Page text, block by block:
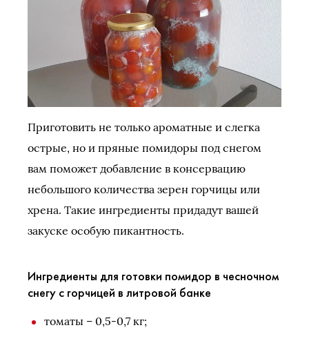
Приготовить не только ароматные и слегка
острые, но и пряные помидоры под снегом
вам поможет добавление в консервацию
небольшого количества зерен горчицы или
хрена. Такие ингредиенты придадут вашей
закуске особую пикантность.
Ингредиенты для готовки помидор в чесночном
снегу с горчицей в литровой банке
томаты – 0,5-0,7 кг;